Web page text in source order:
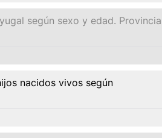
según sexo y edad. Provincia
nacidos vivos según